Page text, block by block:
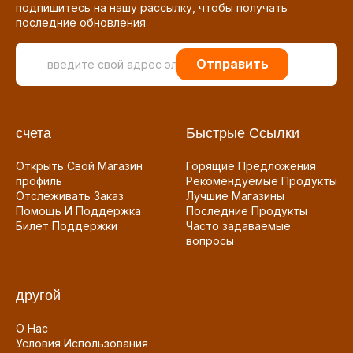
подпишитесь на нашу рассылку, чтобы получать
последние обновления
Отправить
счета
Открыть Свой Магазин
профиль
Отслеживать Заказ
Помощь И Поддержка
Билет Поддержки
Быстрые Ссылки
Горящие Предложения
Рекомендуемые Продукты
Лучшие Магазины
Последние Продукты
Часто задаваемые
вопросы
другой
О Нас
Условия Использования